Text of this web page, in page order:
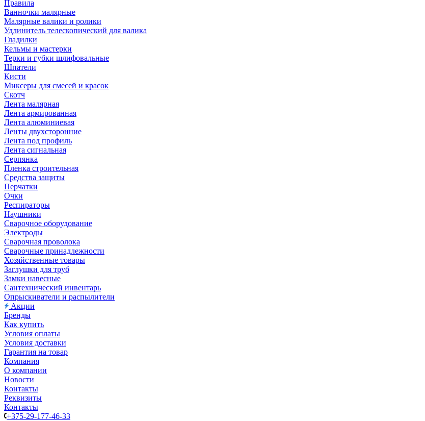
Правила
Ванночки малярные
Малярные валики и ролики
Удлинитель телескопический для валика
Гладилки
Кельмы и мастерки
Терки и губки шлифовальные
Шпатели
Кисти
Миксеры для смесей и красок
Скотч
Лента малярная
Лента армированная
Лента алюминиевая
Ленты двухсторонние
Лента под профиль
Лента сигнальная
Серпянка
Пленка строительная
Средства защиты
Перчатки
Очки
Респираторы
Наушники
Сварочное оборудование
Электроды
Сварочная проволока
Сварочные принадлежности
Хозяйственные товары
Заглушки для труб
Замки навесные
Сантехнический инвентарь
Опрыскиватели и распылители
Акции
Бренды
Как купить
Условия оплаты
Условия доставки
Гарантия на товар
Компания
О компании
Новости
Контакты
Реквизиты
Контакты
+375-29-177-46-33